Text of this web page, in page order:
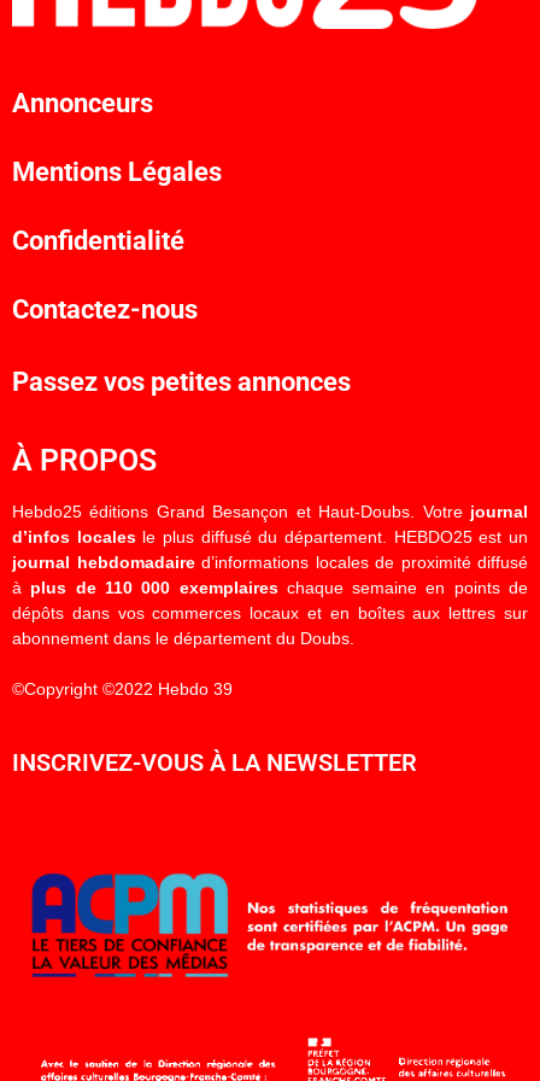
Annonceurs
Mentions Légales
Confidentialité
Contactez-nous
Passez vos petites annonces
À PROPOS
Hebdo25 éditions Grand Besançon et Haut-Doubs. Votre journal
d’infos localesle plus diffusé du département. HEBDO25 est un
journal hebdomadaired’informations locales de proximité diffusé
à plus de 110 000 exemplaireschaque semaine en points de
dépôts dans vos commerces locaux et en boîtes aux lettres sur
abonnement dans le département du Doubs.
©Copyright ©2022 Hebdo 39
INSCRIVEZ-VOUS À LA NEWSLETTER